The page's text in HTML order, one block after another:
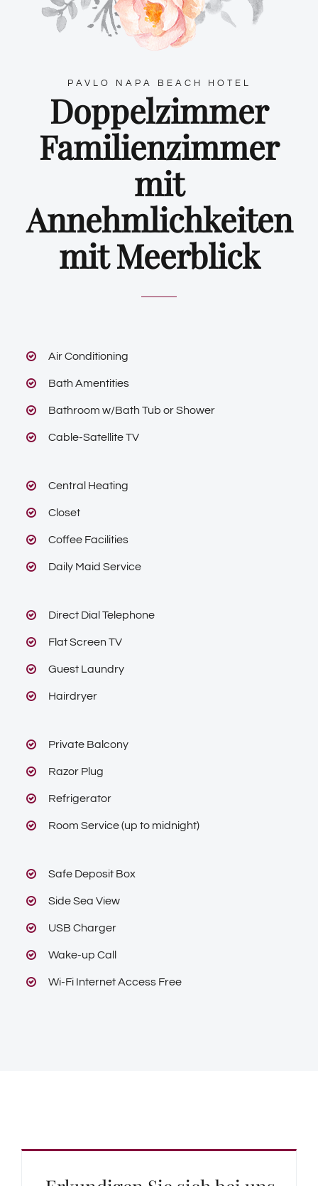
PAVLO NAPA BEACH HOTEL
Doppelzimmer
Familienzimmer
mit
Annehmlichkeiten
mit Meerblick
Air Conditioning
Bath Amentities
Bathroom w/Bath Tub or Shower
Cable-Satellite TV
Central Heating
Closet
Coffee Facilities
Daily Maid Service
Direct Dial Telephone
Flat Screen TV
Guest Laundry
Hairdryer
Private Balcony
Razor Plug
Refrigerator
Room Service (up to midnight)
Safe Deposit Box
Side Sea View
USB Charger
Wake-up Call
Wi-Fi Internet Access Free